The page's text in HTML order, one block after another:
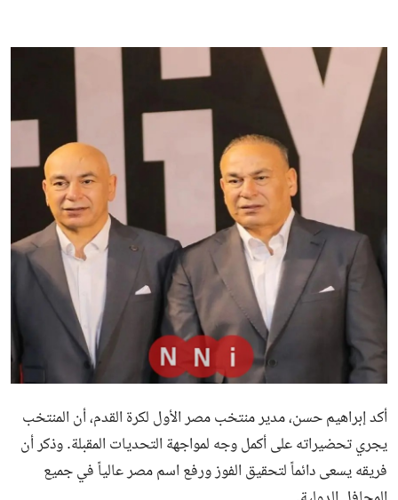
أكد إبراهيم حسن، مدير منتخب مصر الأول لكرة القدم، أن المنتخب
يجري تحضيراته على أكمل وجه لمواجهة التحديات المقبلة. وذكر أن
فريقه يسعى دائماً لتحقيق الفوز ورفع اسم مصر عالياً في جميع